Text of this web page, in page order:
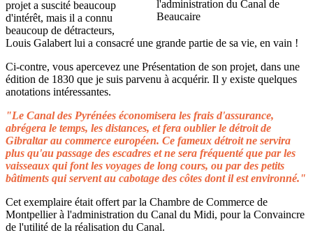
projet a suscité beaucoup
d'intérêt, mais il a connu
beaucoup de détracteurs,
Louis Galabert lui a consacré une grande partie de sa vie, en vain !
Ci-contre, vous apercevez une Présentation de son projet, dans une
édition de 1830 que je suis parvenu à acquérir. Il y existe quelques
anotations intéressantes.
"Le Canal des Pyrénées économisera les frais d'assurance,
abrégera le temps, les distances, et fera oublier le détroit de
Gibraltar au commerce européen. Ce fameux détroit ne servira
plus qu'au passage des escadres et ne sera fréquenté que par les
vaisseaux qui font les voyages de long cours, ou par des petits
bâtiments qui servent au cabotage des côtes dont il est environné."
Cet exemplaire était offert par la Chambre de Commerce de
Montpellier à l'administration du Canal du Midi, pour la Convaincre
de l'utilité de la réalisation du Canal.